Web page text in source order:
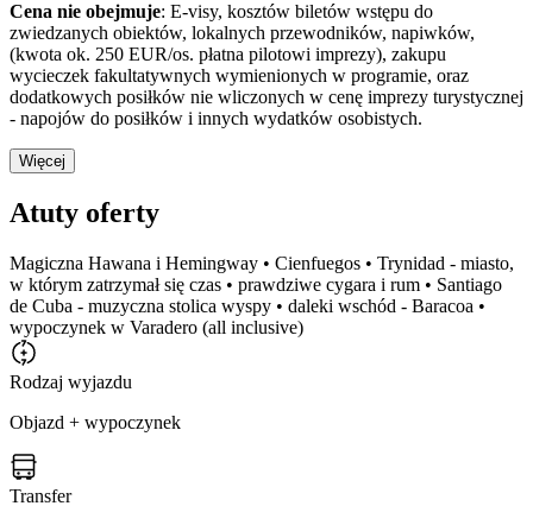
Cena nie obejmuje: E-visy, kosztów biletów wstępu do
zwiedzanych obiektów, lokalnych przewodników, napiwków,
(kwota ok. 250 EUR/os. płatna pilotowi imprezy), zakupu
wycieczek fakultatywnych wymienionych w programie, oraz
dodatkowych posiłków nie wliczonych w cenę imprezy turystycznej
- napojów do posiłków i innych wydatków osobistych.
Więcej
Atuty oferty
Magiczna Hawana i Hemingway • Cienfuegos • Trynidad - miasto,
w którym zatrzymał się czas • prawdziwe cygara i rum • Santiago
de Cuba - muzyczna stolica wyspy • daleki wschód - Baracoa •
wypoczynek w Varadero (all inclusive)
Rodzaj wyjazdu
Objazd + wypoczynek
Transfer